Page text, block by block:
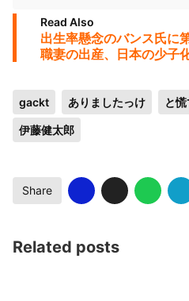
Read Also
出生率懸念のバンス氏に
職妻の出産、日本の少子
gackt ありましたっけ と
伊藤健太郎
Share
Related posts